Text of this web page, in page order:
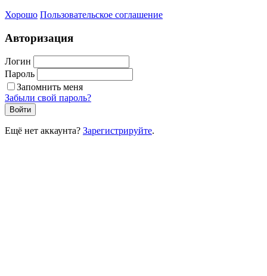
Хорошо Пользовательское соглашение
Авторизация
Логин
Пароль
Запомнить меня
Забыли свой пароль?
Войти
Ещё нет аккаунта? Зарегистрируйте.